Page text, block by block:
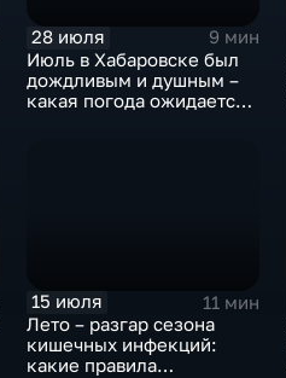
28 июля
9 мин
Июль в Хабаровске был
дождливым и душным –
какая погода ожидается
15 июля
11 мин
Лето – разгар сезона
кишечных инфекций:
какие правила